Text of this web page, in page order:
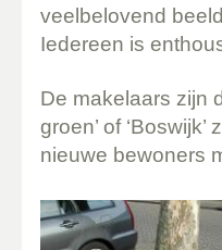
veelbelovend
Iedereen is
De makelaars zijn
groen’ of
nieuwe bewoners